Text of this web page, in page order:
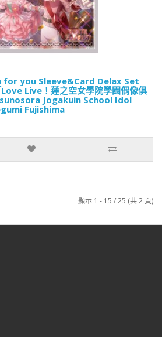
you Sleeve&Card Delax Set
Live！蓮之空女學院學園偶像俱
Jogakuin School Idol
Fujishima
顯示 1 - 15 / 25 (共 2 頁)